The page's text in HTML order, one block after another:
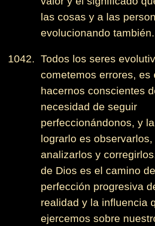
las cosas y a las
evolucionando también.
1042. Todos los seres
cometemos errores, es
hacernos conscientes
necesidad de seguir
perfeccionándonos, y
lograrlo es
analizarlos y
de Dios es el camino
perfección progresiva
realidad y la influencia
ejercemos sobre